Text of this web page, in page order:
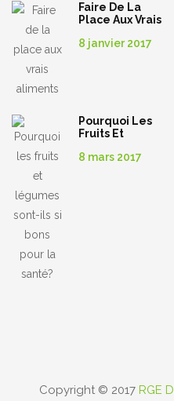
Faire De La
Place Aux Vrais
8 janvier 2017
Pourquoi Les
Fruits Et
Sont-Ils Si Bons
8 mars 2017
Copyright © 2017 RGE